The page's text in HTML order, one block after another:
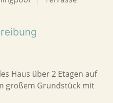
Haus über 2 Etagen auf
großem Grundstück mit